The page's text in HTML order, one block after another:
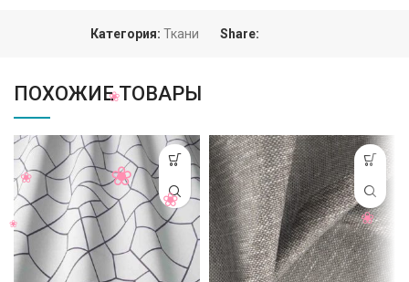
Категория: Ткани Share:
ПОХОЖИЕ ТОВАРЫ